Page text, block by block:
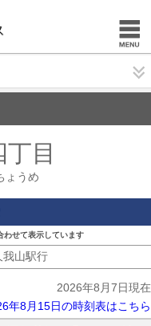
丁目
ょうめ
わせて表示しています
我山駅行
2026年8月7日現在
年8月15日の時刻表はこちら